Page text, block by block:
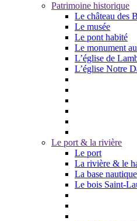
Patrimoine historique
Le château des
Le musée
Le pont habité
Le monument
L’église de
L’église Notre
Le port & la rivière
Le port
La rivière & le
La base nautique
Le bois Saint-